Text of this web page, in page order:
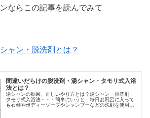
ならこの記事を読んでみて
ャン・脱洗剤とは？
間違いだらけの脱洗剤・湯シャン・タモリ式入浴
法とは？
湯シャンの効果、正しいやり方とは？湯シャン・脱洗剤・
タモリ式入浴法・・・簡単にいうと 毎日お風呂に入って
も石鹸やボディーソープやシャンプーなどの洗剤を使用し